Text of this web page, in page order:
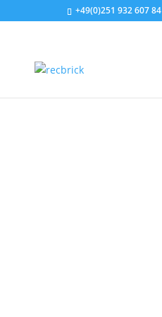
+49(0)251 932 607 84